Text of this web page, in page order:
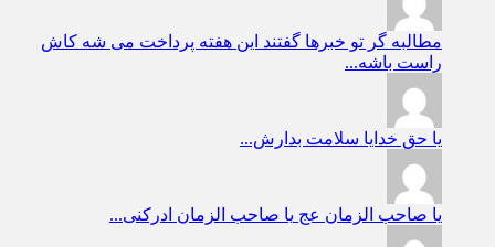
مطالبه گر تو خبرها گفتند این هفته پرداخت می شه کاش
راست باشه...
یا حق خدایا سلامت بدارش...
یا صاحب الزمان عج یا صاحب الزمان ادرکنی...